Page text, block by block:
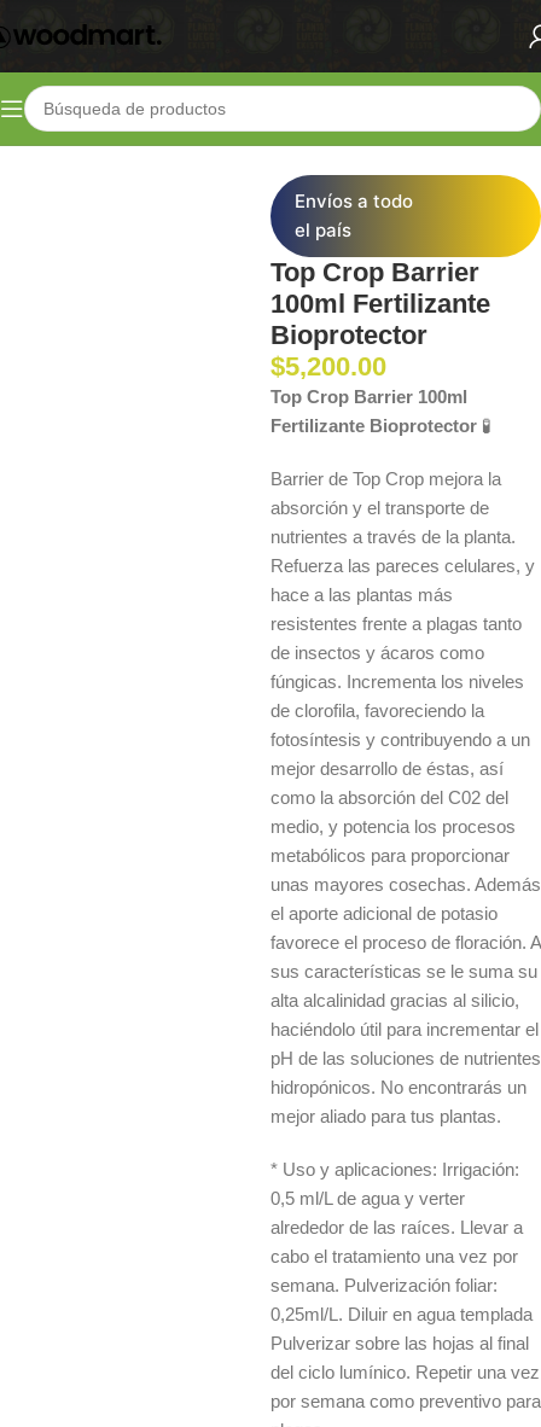
Inicio Shop Fertilizantes Control de Plagas
Envíos a todo
el país
Top Crop Barrier
100ml Fertilizante
Bioprotector
$5,200.00
Top Crop Barrier 100ml
Fertilizante Bioprotector 🧪
Barrier de Top Crop mejora la
absorción y el transporte de
nutrientes a través de la planta.
Refuerza las pareces celulares, y
hace a las plantas más
resistentes frente a plagas tanto
de insectos y ácaros como
fúngicas. Incrementa los niveles
de clorofila, favoreciendo la
fotosíntesis y contribuyendo a un
mejor desarrollo de éstas, así
como la absorción del C02 del
medio, y potencia los procesos
metabólicos para proporcionar
unas mayores cosechas. Además
el aporte adicional de potasio
favorece el proceso de floración. A
sus características se le suma su
alta alcalinidad gracias al silicio,
haciéndolo útil para incrementar el
pH de las soluciones de nutrientes
hidropónicos. No encontrarás un
mejor aliado para tus plantas.
* Uso y aplicaciones: Irrigación:
0,5 ml/L de agua y verter
alrededor de las raíces. Llevar a
cabo el tratamiento una vez por
semana. Pulverización foliar:
0,25ml/L. Diluir en agua templada
Pulverizar sobre las hojas al final
del ciclo lumínico. Repetir una vez
por semana como preventivo para